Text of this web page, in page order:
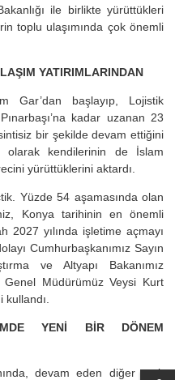
ile birlikte yürüttükleri
toplu ulaşımında çok önemli
YATIRIMLARINDAN
Gar’dan başlayıp, Lojistik
kadar uzanan 23
bir şekilde devam ettiğini
olarak kendilerinin de İslam
yürüttüklerini aktardı.
Yüzde 54 aşamasında olan
Konya tarihinin en önemli
2027 yılında işletime açmayı
Cumhurbaşkanımız Sayın
ve Altyapı Bakanımız
Müdürümüz Veysi Kurt
YENİ BİR DÖNEM
devam eden diğer raylı